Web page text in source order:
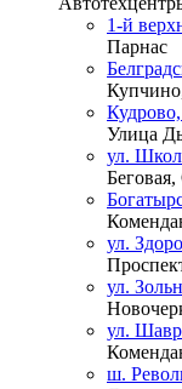
1-й
Парнас
Улица
ул.
Беговая,
ул.
ул.
ул.
ш.